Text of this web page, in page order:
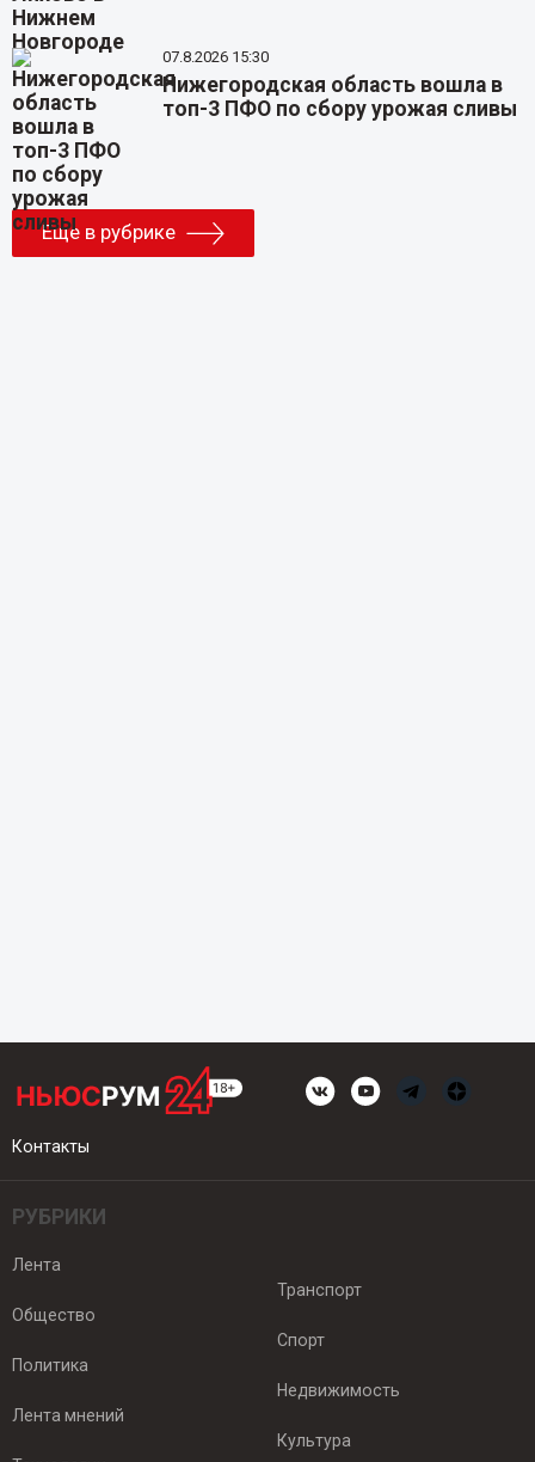
07.8.2026 15:30
Нижегородская область вошла в
топ-3 ПФО по сбору урожая сливы
Еще в рубрике
Контакты
РУБРИКИ
Лента
Общество
Политика
Лента мнений
Транспорт
Спорт
Недвижимость
Культура